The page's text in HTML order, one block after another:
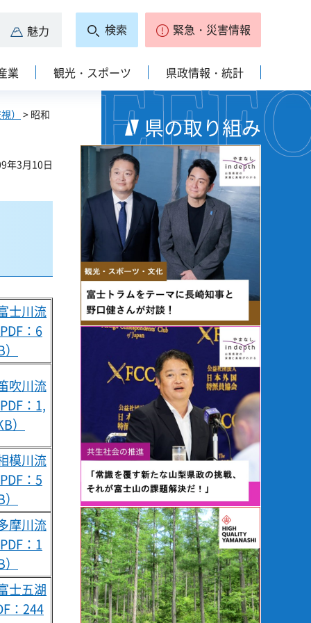
魅力 検索 緊急・災害情報
業 観光・スポーツ 県政情報・統計
） > 昭和
年3月10日
士川流
：6
吹川流
：1,
）
模川流
：5
摩川流
：1
士五湖
：244
県の取り組み